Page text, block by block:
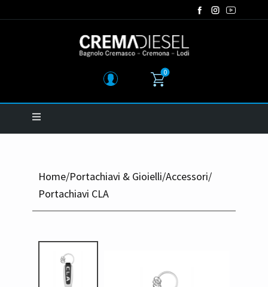
0
Home/Portachiavi & Gioielli/Accessori/
Portachiavi CLA